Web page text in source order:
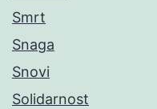
Smrt
Snaga
Snovi
Solidarnost